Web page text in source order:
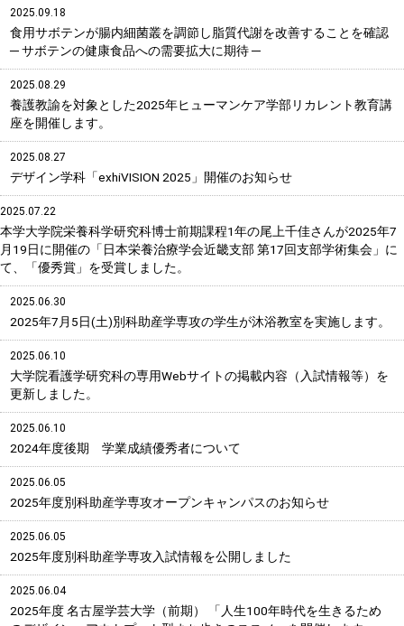
2025.09.18
食用サボテンが腸内細菌叢を調節し脂質代謝を改善することを確認
─ サボテンの健康食品への需要拡大に期待 ─
2025.08.29
養護教諭を対象とした2025年ヒューマンケア学部リカレント教育講
座を開催します。
2025.08.27
デザイン学科「exhiVISION 2025」開催のお知らせ
2025.07.22
本学大学院栄養科学研究科博士前期課程1年の尾上千佳さんが2025年7
月19日に開催の「日本栄養治療学会近畿支部 第17回支部学術集会」に
て、「優秀賞」を受賞しました。
2025.06.30
2025年7月5日(土)別科助産学専攻の学生が沐浴教室を実施します。
2025.06.10
大学院看護学研究科の専用Webサイトの掲載内容（入試情報等）を
更新しました。
2025.06.10
2024年度後期 学業成績優秀者について
2025.06.05
2025年度別科助産学専攻オープンキャンパスのお知らせ
2025.06.05
2025年度別科助産学専攻入試情報を公開しました
2025.06.04
2025年度 名古屋学芸大学（前期） 「人生100年時代を生きるため